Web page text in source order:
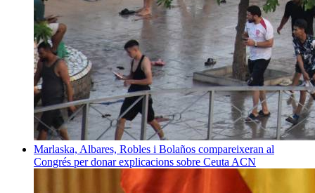
Marlaska, Albares, Robles i Bolaños compareixeran al
Congrés per donar explicacions sobre Ceuta ACN